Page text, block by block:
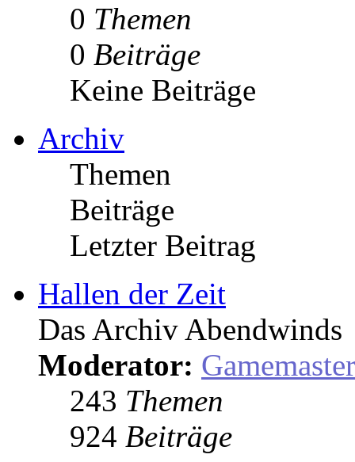
0 Themen
0 Beiträge
Keine Beiträge
Archiv
Themen
Beiträge
Letzter Beitrag
Hallen der Zeit
Das Archiv Abendwinds
Moderator: Gamemaster
243 Themen
924 Beiträge